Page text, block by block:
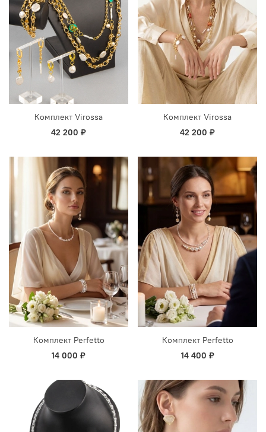
Комплект Virossa
42 200 ₽
Комплект Virossa
42 200 ₽
Комплект Perfetto
14 000 ₽
Комплект Perfetto
14 400 ₽